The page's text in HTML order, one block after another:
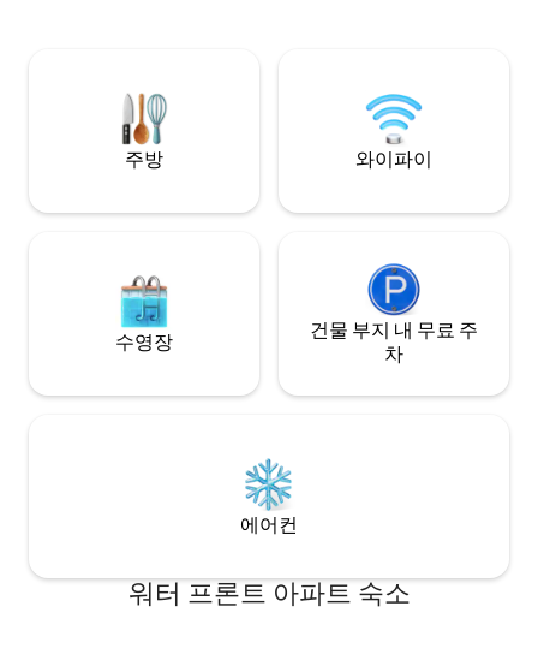
la lavadora y el termo de agua caliente.
Apartamento con entrada privada. Dos
plazas de garaje disponibles. Atención!!
La entrada a los garajes es estrecho,
4m70cms. Llaves electrónicas para
supermercado así como reservas para
restaurantes, paseos o visitas. Limpieza
diaria opcional, compra a demanda antes
de la llegada, reservas en restaurantes
restaurantes, rutas por el Pais Vasco y
privado, visitas privadas con guia a
museos, visitas privadas a bares de
pintxos, encuentros con artistas y chefs
locales, visitas a la ciudad, salidas al mar
AYUNTAMIENTO
IMPOSICIÓN DE
PARA TODOS
주방 와이파이
수영장
건물 부지 내 무료 주
차
에어컨
워터 프론트 아파트 숙소